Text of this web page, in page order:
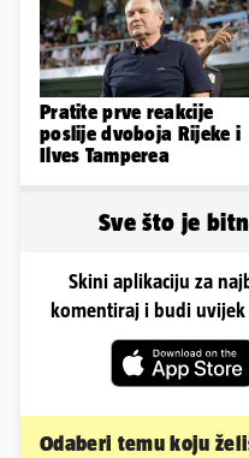
Pratite prve reakcije
poslije dvoboja Rijeke i
Ilves Tamperea
Sve što je
Skini aplikaciju za
komentiraj i budi
Odaberi temu koju